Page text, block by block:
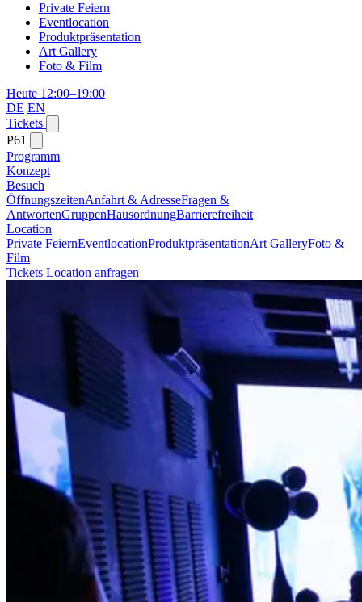
Private Feiern
Eventlocation
Produktpräsentation
Art Gallery
Foto & Film
Heute 12:00–19:00
DE EN
Tickets
P61
Programm
Konzept
Besuch
ÖffnungszeitenAnfahrt & AdresseFragen &
AntwortenGruppenHausordnungBarrierefreiheit
Location
Private FeiernEventlocationProduktpräsentationArt GalleryFoto &
Film
Tickets Location anfragen